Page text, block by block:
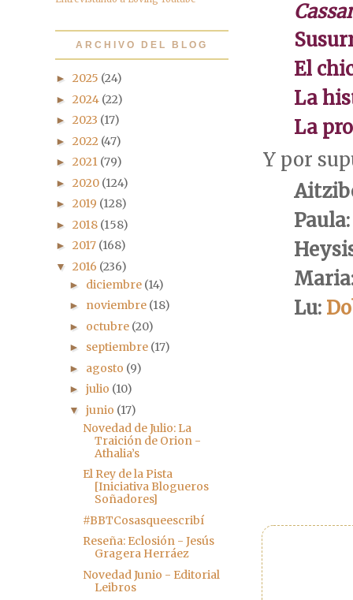
El
La
La
Y por
Lu:
ARCHIVO DEL BLOG
► 2025 (24)
► 2024 (22)
► 2023 (17)
► 2022 (47)
► 2021 (79)
► 2020 (124)
► 2019 (128)
► 2018 (158)
► 2017 (168)
▼ 2016 (236)
► diciembre (14)
► noviembre (18)
► octubre (20)
► septiembre (17)
► agosto (9)
► julio (10)
▼ junio (17)
Novedad de Julio: La
Traición de Orion -
Athalia’s
El Rey de la Pista
[Iniciativa Blogueros
Soñadores]
#BBTCosasqueescribí
Reseña: Eclosión - Jesús
Gragera Herráez
Novedad Junio - Editorial
Leibros